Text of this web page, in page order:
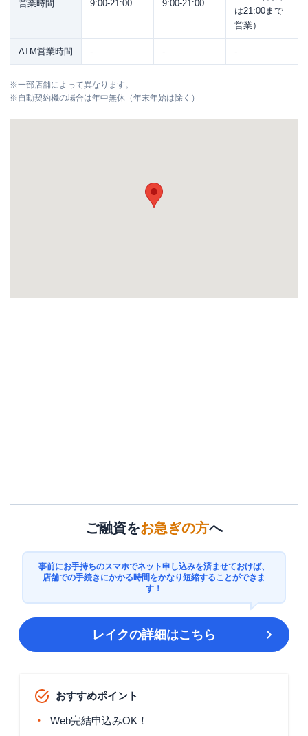
営業時間 9:00-21:00 9:00-21:00
は21:00まで
営業）
ATM営業時間 - - -
※一部店舗によって異なります。
※自動契約機の場合は年中無休（年末年始は除く）
ご融資をお急ぎの方へ
事前にお手持ちのスマホでネット申し込みを済ませておけば、
店舗での手続きにかかる時間をかなり短縮することができま
す！
レイクの詳細はこちら
おすすめポイント
Web完結申込みOK！